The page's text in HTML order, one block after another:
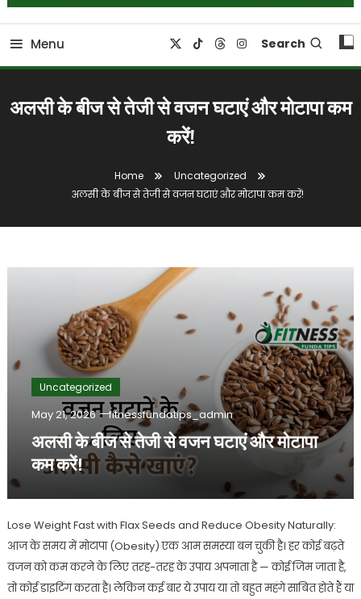
Menu Search
अलसी के बीज से तेजी से वजन घटाएं और मोटापा कम
करें!
Home
Uncategorized
अलसी के बीज से तेजी से वजन घटाएं और मोटापा कम करें!
Uncategorized
May 21, 2026 fitnessfundatips_admin
अलसी के बीज से तेजी से वजन घटाएं और मोटापा
कम करें!
Lose Weight Fast with Flax Seeds and Reduce Obesity Naturally:
आज के समय में मोटापा (Obesity) एक आम समस्या बन चुकी है। हर कोई बढ़ते
वजन को कम करने के लिए तरह-तरह के उपाय अपनाता है — कोई जिम जाता है,
तो कोई डाइटिंग करता है। लेकिन कई बार ये उपाय या तो बहुत महंगे साबित होते हैं या